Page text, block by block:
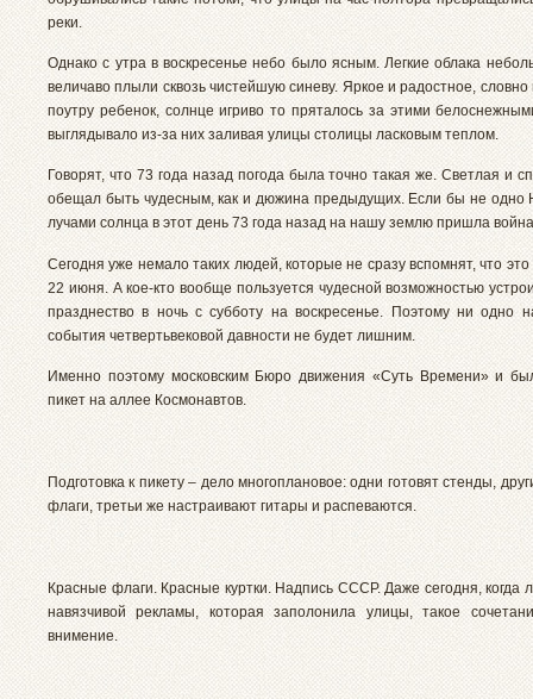
реки.
Однако с утра в воскресенье небо было ясным. Легкие облака
величаво плыли сквозь чистейшую синеву. Яркое и радостное,
поутру ребенок, солнце игриво то пряталось за этими
выглядывало из-за них заливая улицы столицы ласковым теплом.
Говорят, что 73 года назад погода была точно такая же. Светлая и
обещал быть чудесным, как и дюжина предыдущих. Если бы не одно
лучами солнца в этот день 73 года назад на нашу землю пришла
Сегодня уже немало таких людей, которые не сразу вспомнят, что это
22 июня. А кое-кто вообще пользуется чудесной возможностью
празднество в ночь с субботу на воскресенье. Поэтому ни одно
события четвертьвековой давности не будет лишним.
Именно поэтому московским Бюро движения «Суть Времени» и
пикет на аллее Космонавтов.
Подготовка к пикету – дело многоплановое: одни готовят стенды,
флаги, третьи же настраивают гитары и распеваются.
Красные флаги. Красные куртки. Надпись СССР. Даже сегодня, когда
навязчивой рекламы, которая заполонила улицы, такое
внимение.